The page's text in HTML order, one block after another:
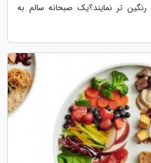
تر نمایند؟یک صبحانه سالم به